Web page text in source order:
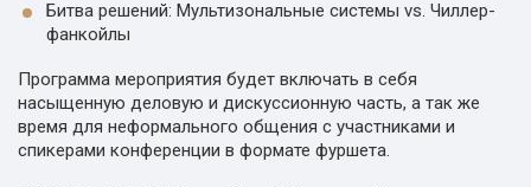
Битва решений: Мультизональные системы vs. Чиллер-
фанкойлы
Программа мероприятия будет включать в себя
насыщенную деловую и дискуссионную часть, а так же
время для неформального общения с участниками и
спикерами конференции в формате фуршета.